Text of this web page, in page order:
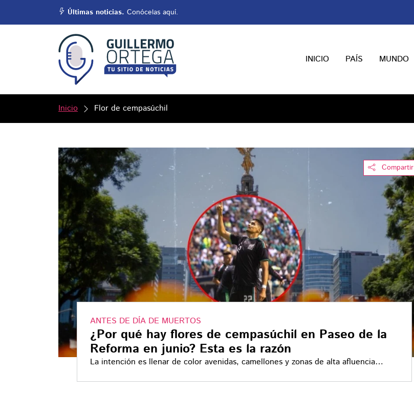
Últimas noticias. Conócelas aquí.
INICIO PAÍS MUNDO
Inicio Flor de cempasúchil
Compartir
ANTES DE DÍA DE MUERTOS
¿Por qué hay flores de cempasúchil en Paseo de la
Reforma en junio? Esta es la razón
La intención es llenar de color avenidas, camellones y zonas de alta afluencia